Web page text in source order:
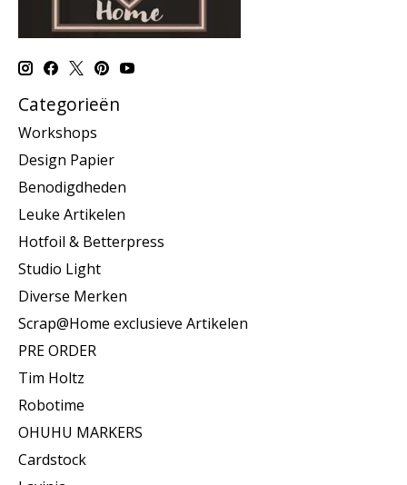
Categorieën
Workshops
Design Papier
Benodigdheden
Leuke Artikelen
Hotfoil & Betterpress
Studio Light
Diverse Merken
Scrap@Home exclusieve Artikelen
PRE ORDER
Tim Holtz
Robotime
OHUHU MARKERS
Cardstock